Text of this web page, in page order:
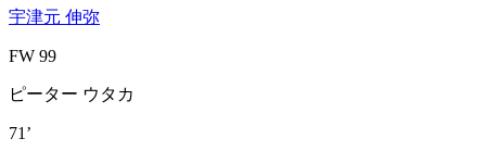
宇津元 伸弥
FW 99
ピーター ウタカ
71’